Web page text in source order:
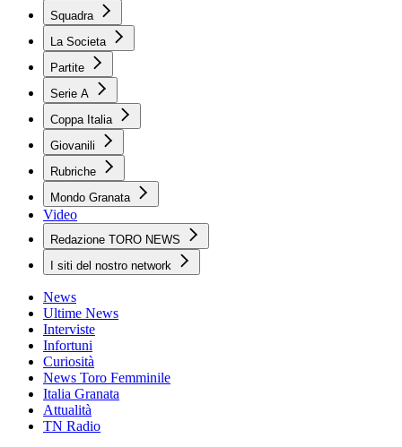
Squadra
La Societa
Partite
Serie A
Coppa Italia
Giovanili
Rubriche
Mondo Granata
Video
Redazione TORO NEWS
I siti del nostro network
News
Ultime News
Interviste
Infortuni
Curiosità
News Toro Femminile
Italia Granata
Attualità
TN Radio